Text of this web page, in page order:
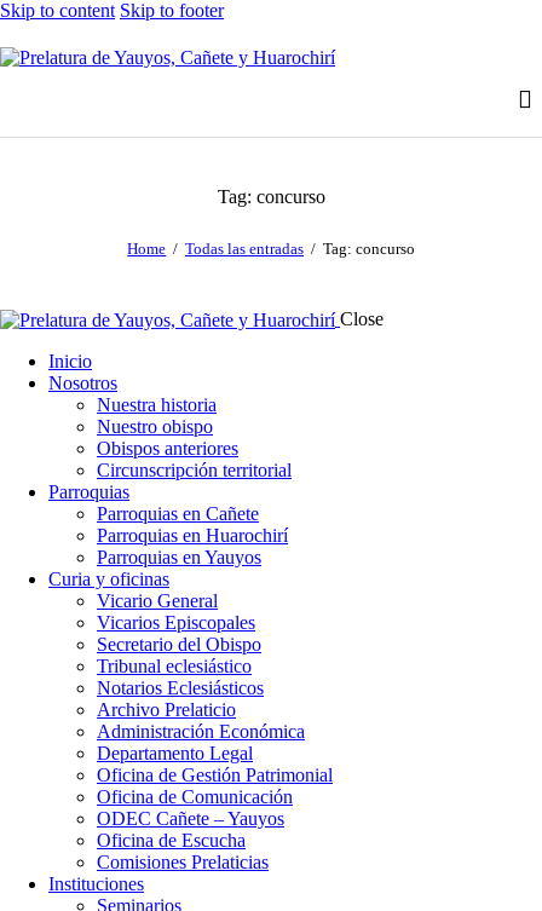
Skip to content Skip to footer
Tag: concurso
Home Todas las entradas Tag: concurso
Close
Inicio
Nosotros
Nuestra historia
Nuestro obispo
Obispos anteriores
Circunscripción territorial
Parroquias
Parroquias en Cañete
Parroquias en Huarochirí
Parroquias en Yauyos
Curia y oficinas
Vicario General
Vicarios Episcopales
Secretario del Obispo
Tribunal eclesiástico
Notarios Eclesiásticos
Archivo Prelaticio
Administración Económica
Departamento Legal
Oficina de Gestión Patrimonial
Oficina de Comunicación
ODEC Cañete – Yauyos
Oficina de Escucha
Comisiones Prelaticias
Instituciones
Seminarios